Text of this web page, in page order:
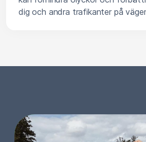
dig och andra trafikanter på